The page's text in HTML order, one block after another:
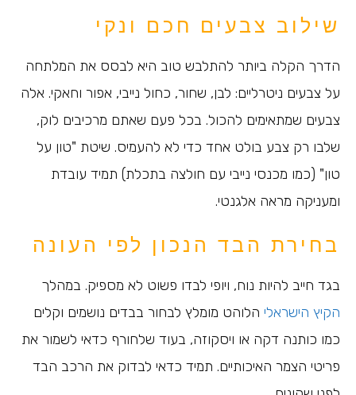
שילוב צבעים חכם ונקי
הדרך הקלה ביותר להתלבש טוב היא לבסס את המלתחה
על צבעים ניטרליים: לבן, שחור, כחול נייבי, אפור וחאקי. אלה
צבעים שמתאימים להכול. בכל פעם שאתם מרכיבים לוק,
שלבו רק צבע בולט אחד כדי לא להעמיס. שיטת "טון על
טון" (כמו מכנסי נייבי עם חולצה בתכלת) תמיד עובדת
ומעניקה מראה אלגנטי.
בחירת הבד הנכון לפי העונה
בגד חייב להיות נוח, ויופי לבדו פשוט לא מספיק. במהלך
הקיץ הישראלי הלוהט מומלץ לבחור בבדים נושמים וקלים
כמו כותנה דקה או ויסקוזה, בעוד שלחורף כדאי לשמור את
פריטי הצמר האיכותיים. תמיד כדאי לבדוק את הרכב הבד